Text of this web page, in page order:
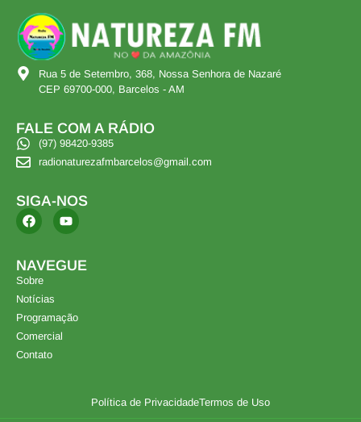
Rua 5 de Setembro, 368, Nossa Senhora de Nazaré
CEP 69700-000, Barcelos - AM
FALE COM A RÁDIO
(97) 98420-9385
radionaturezafmbarcelos@gmail.com
SIGA-NOS
NAVEGUE
Sobre
Notícias
Programação
Comercial
Contato
Política de PrivacidadeTermos de Uso